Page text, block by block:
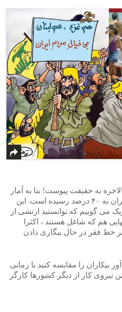
بالاخره به حقیقت پیوست! بنا به آمار
غیر رسمی تعداد بیکاران در ایران به ۴۰ درصد رسیده است. این
تبریک می گوییم که توانستید ارتشی از
هم که شاغل هستند ، اکثرا
خط فقر در حال بیگاری دادن
بیکاران را مقایسه کنید با زمانی
نیروی کار از دیگر کشورها کارگر